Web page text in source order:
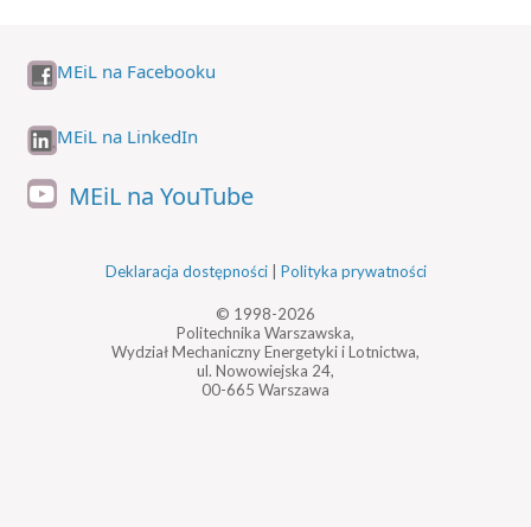
MEiL na Facebooku
MEiL na LinkedIn
MEiL na YouTube
Deklaracja dostępności| Polityka prywatności
© 1998-2026
Politechnika Warszawska,
Wydział Mechaniczny Energetyki i Lotnictwa,
ul. Nowowiejska 24,
00-665 Warszawa